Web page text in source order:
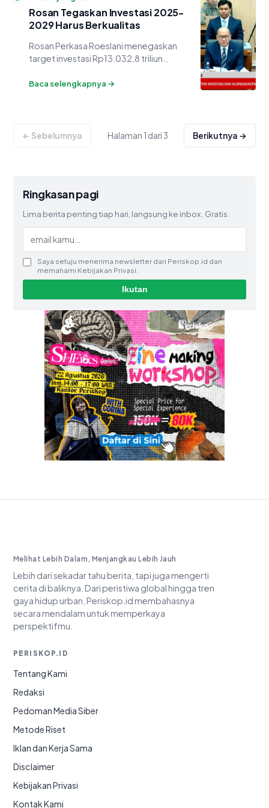
Rosan Tegaskan Investasi 2025-
2029 Harus Berkualitas
Rosan Perkasa Roeslani menegaskan
target investasi Rp13.032,8 triliun
nominal, melainkan kualitas dan dampak
Baca selengkapnya →
← Sebelumnya Halaman 1 dari 3 Berikutnya →
Ringkasan pagi
Lima berita penting tiap hari, langsung ke inbox. Gratis.
Saya setuju menerima newsletter dari Periskop.id dan
memahami Kebijakan Privasi.
Ikutan
Melihat Lebih Dalam, Menjangkau Lebih Jauh
Lebih dari sekadar tahu berita, tapi juga mengerti
cerita di baliknya. Dari peristiwa global hingga tren
gaya hidup urban, Periskop.id membahasnya
secara mendalam untuk memperkaya
perspektifmu.
PERISKOP.ID
Tentang Kami
Redaksi
Pedoman Media Siber
Metode Riset
Iklan dan Kerja Sama
Disclaimer
Kebijakan Privasi
Kontak Kami